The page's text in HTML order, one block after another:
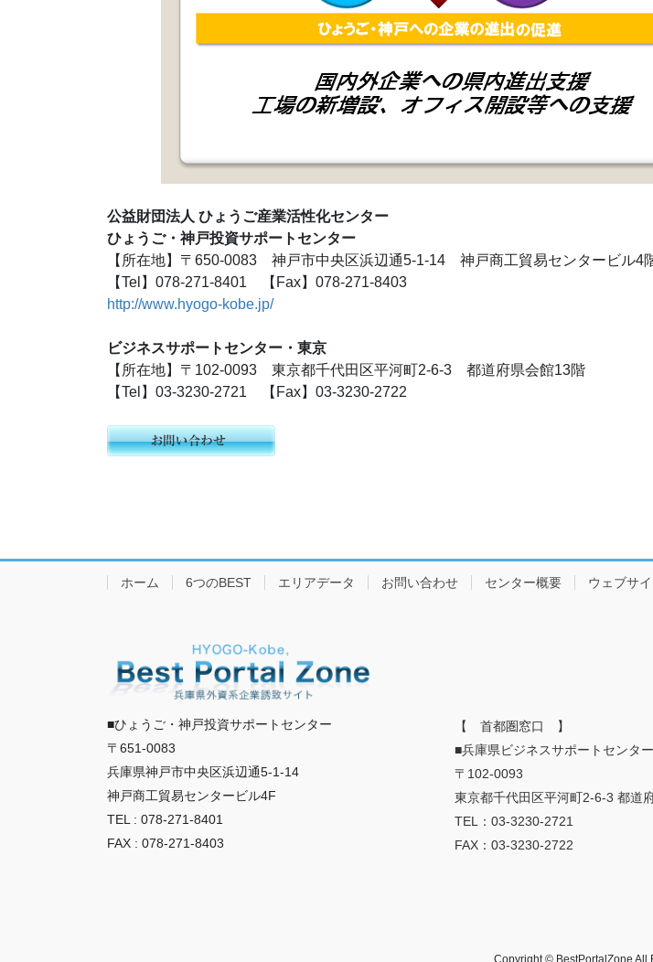
公益財団法人 ひょうご産業活性化センター
ひょうご・神戸投資サポートセンター
【所在地】〒650-0083 神戸市中央区浜辺通5-1-14 神戸商工貿易センタービル4
【Tel】078-271-8401 【Fax】078-271-8403
http://www.hyogo-kobe.jp/
ビジネスサポートセンター・東京
【所在地】〒102-0093 東京都千代田区平河町2-6-3 都道府県会館13階
【Tel】03-3230-2721 【Fax】03-3230-2722
ホーム 6つのBEST エリアデータ お問い合わせ センター概要 ウェブサ
■ひょうご・神戸投資サポートセンター
〒651-0083
兵庫県神戸市中央区浜辺通5-1-14
神戸商工貿易センタービル4F
TEL : 078-271-8401
FAX : 078-271-8403
【 首都圏窓口 】
■兵庫県ビジネスサポートセンタ
〒102-0093
東京都千代田区平河町2-6-3 都道
TEL：03-3230-2721
FAX：03-3230-2722
Copyright © BestPortalZone All